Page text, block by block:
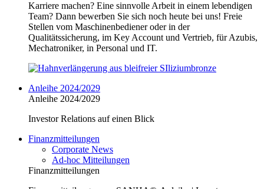
Karriere machen? Eine sinnvolle Arbeit in einem lebendigen
Team? Dann bewerben Sie sich noch heute bei uns! Freie
Stellen vom Maschinenbediener oder in der
Qualitätssicherung, im Key Account und Vertrieb, für Azubis,
Mechatroniker, in Personal und IT.
Anleihe 2024/2029
Anleihe 2024/2029
Investor Relations auf einen Blick
Finanzmitteilungen
Corporate News
Ad-hoc Mitteilungen
Finanzmitteilungen